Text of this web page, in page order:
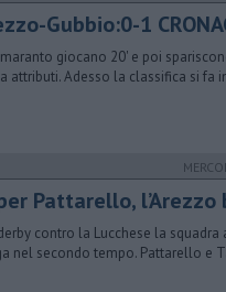
Gubbio:0-1
giocano 20' e poi
attributi. Adesso la classifica si fa
Pattarello,
contro la Lucchese la
nel secondo tempo. Pattarello e